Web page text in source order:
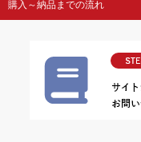
購入～納品までの流れ